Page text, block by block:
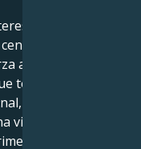
tira y
del
audaz. Pero
te atrae hacia
metas prácticas
cómoda y
el núcleo